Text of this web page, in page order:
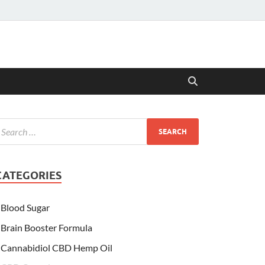
Blood Sugar
Brain Booster Formula
Cannabidiol CBD Hemp Oil